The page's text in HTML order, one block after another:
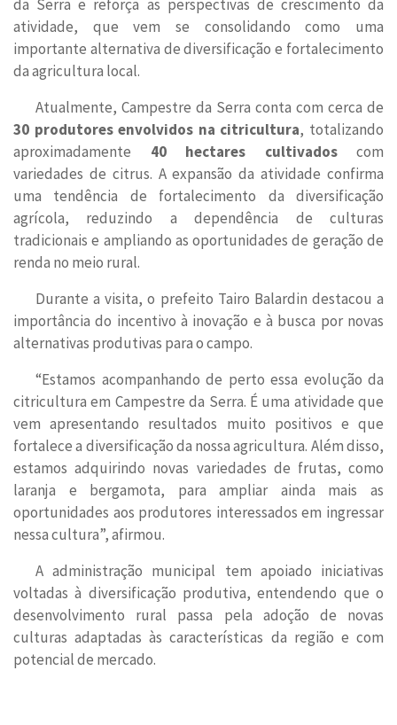
da Serra e reforça as perspectivas de crescimento da
atividade, que vem se consolidando como uma
importante alternativa de diversificação e fortalecimento
da agricultura local.
Atualmente, Campestre da Serra conta com cerca de
30 produtores envolvidos na citricultura, totalizando
aproximadamente 40 hectares cultivadoscom
variedades de citrus. A expansão da atividade confirma
uma tendência de fortalecimento da diversificação
agrícola, reduzindo a dependência de culturas
tradicionais e ampliando as oportunidades de geração de
renda no meio rural.
Durante a visita, o prefeito Tairo Balardin destacou a
importância do incentivo à inovação e à busca por novas
alternativas produtivas para o campo.
“Estamos acompanhando de perto essa evolução da
citricultura em Campestre da Serra. É uma atividade que
vem apresentando resultados muito positivos e que
fortalece a diversificação da nossa agricultura. Além disso,
estamos adquirindo novas variedades de frutas, como
laranja e bergamota, para ampliar ainda mais as
oportunidades aos produtores interessados em ingressar
nessa cultura”, afirmou.
A administração municipal tem apoiado iniciativas
voltadas à diversificação produtiva, entendendo que o
desenvolvimento rural passa pela adoção de novas
culturas adaptadas às características da região e com
potencial de mercado.